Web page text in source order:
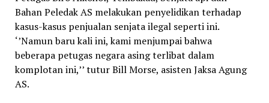
Bahan Peledak AS melakukan penyelidikan terhadap
kasus-kasus penjualan senjata ilegal seperti ini.
‘’Namun baru kali ini, kami menjumpai bahwa
beberapa petugas negara asing terlibat dalam
komplotan ini,’’ tutur Bill Morse, asisten Jaksa Agung
AS.